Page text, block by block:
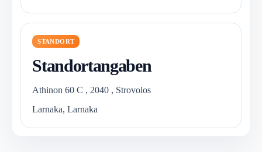
STANDORT
Standortangaben
Athinon 60 C , 2040 , Strovolos
Larnaka, Larnaka